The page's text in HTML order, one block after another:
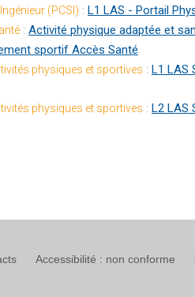
(PCSI) : L1 LAS - Portail
: Activité physique adaptée et
sportif Accès Santé
physiques et sportives : L1 LAS
physiques et sportives : L2 LAS
Accessibilité : non conforme